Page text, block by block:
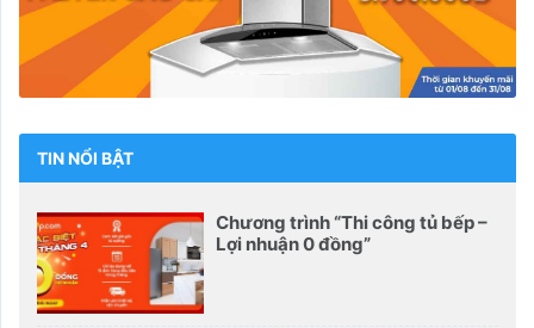
TIN NỔI BẬT
Chương trình “Thi công tủ bếp –
Lợi nhuận 0 đồng”